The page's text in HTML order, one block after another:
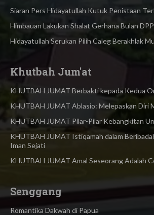
Siaran Pers Hidayatullah Kutuk Penistaan
Himbauan Lakukan Shalat Gerhana Bulan
Hidayatullah Serukan Pilih Caleg Berakhlak
Khutbah Jum'at
KHUTBAH JUMAT Berbakti kepada Kedua
KHUTBAH JUMAT Ablasio: Melepaskan Diri
KHUTBAH JUMAT Pilar-Pilar Kebangkitan
KHUTBAH JUMAT Istiqamah dalam
Iman Sejati
KHUTBAH JUMAT Amal Seseorang Adalah
Senggang
Romantika Dakwah di Papua